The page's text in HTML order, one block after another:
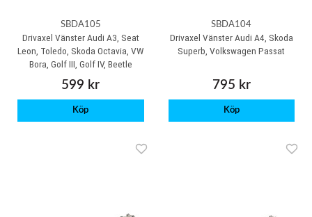
SBDA105
Drivaxel Vänster Audi A3, Seat
Leon, Toledo, Skoda Octavia, VW
Bora, Golf III, Golf IV, Beetle
599 kr
Köp
SBDA104
Drivaxel Vänster Audi A4, Skoda
Superb, Volkswagen Passat
795 kr
Köp